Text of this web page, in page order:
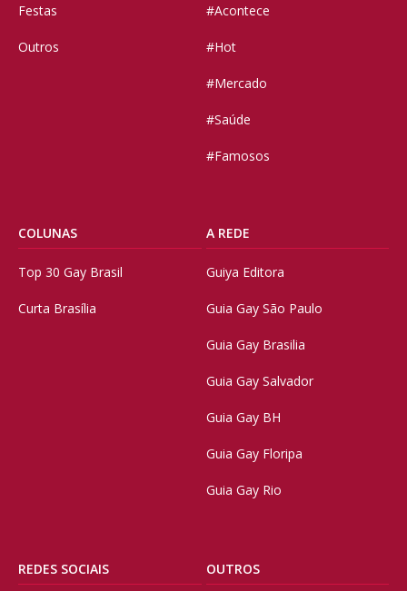
Festas
Outros
#Acontece
#Hot
#Mercado
#Saúde
#Famosos
COLUNAS
Top 30 Gay Brasil
Curta Brasília
A REDE
Guiya Editora
Guia Gay São Paulo
Guia Gay Brasilia
Guia Gay Salvador
Guia Gay BH
Guia Gay Floripa
Guia Gay Rio
REDES SOCIAIS OUTROS